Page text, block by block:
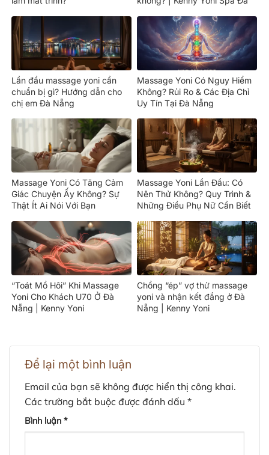
Lần đầu massage yoni cần
chuẩn bị gì? Hướng dẫn cho
chị em Đà Nẵng
Massage Yoni Có Nguy Hiểm
Không? Rủi Ro & Các Địa Chỉ
Uy Tín Tại Đà Nẵng
Massage Yoni Có Tăng Cảm
Giác Chuyện Ấy Không? Sự
Thật Ít Ai Nói Với Bạn
Massage Yoni Lần Đầu: Có
Nên Thử Không? Quy Trình &
Những Điều Phụ Nữ Cần Biết
“Toát Mồ Hôi” Khi Massage
Yoni Cho Khách U70 Ở Đà
Nẵng | Kenny Yoni
Chồng “ép” vợ thử massage
yoni và nhận kết đắng ở Đà
Nẵng | Kenny Yoni
Để lại một bình luận
Email của bạn sẽ không được hiển thị công khai.
Các trường bắt buộc được đánh dấu *
Bình luận *